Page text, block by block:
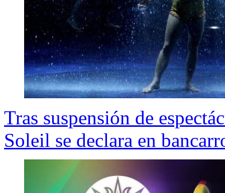
Tras suspensión de
Soleil se declara en